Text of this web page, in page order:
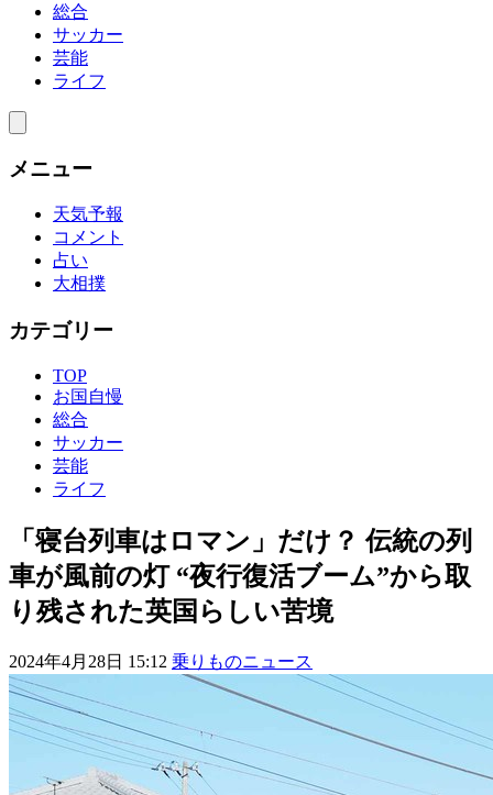
総合
サッカー
芸能
ライフ
メニュー
天気予報
コメント
占い
大相撲
カテゴリー
TOP
お国自慢
総合
サッカー
芸能
ライフ
「寝台列車はロマン」だけ？ 伝統の列
車が風前の灯 “夜行復活ブーム”から取
り残された英国らしい苦境
2024年4月28日 15:12 乗りものニュース